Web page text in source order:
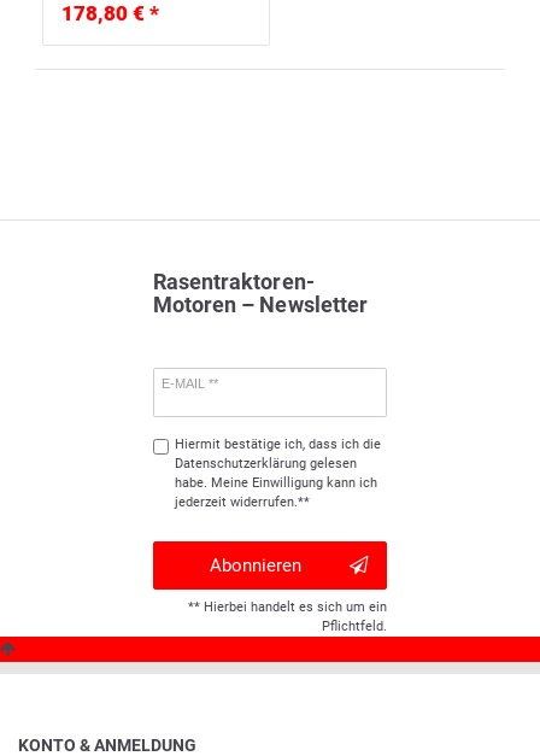
178,80 € *
Rasentraktoren-
Motoren – Newsletter
E-MAIL **
Hiermit bestätige ich, dass ich die
Daten­schutz­erklärunggelesen
habe. Meine Einwilligung kann ich
jederzeit widerrufen.**
Abonnieren
** Hierbei handelt es sich um ein
Pflichtfeld.
KONTO & ANMELDUNG